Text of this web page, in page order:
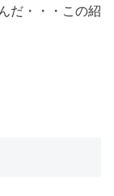
だ・・・この紹